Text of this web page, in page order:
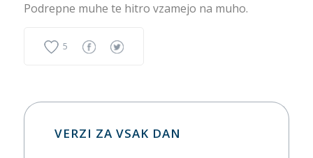
Podrepne muhe te hitro vzamejo na muho.
5
VERZI ZA VSAK DAN